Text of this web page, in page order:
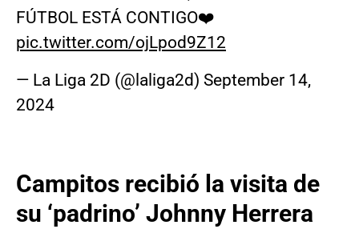
FÚTBOL ESTÁ CONTIGO❤️
pic.twitter.com/ojLpod9Z12
— La Liga 2D (@laliga2d) September 14,
2024
Campitos recibió la visita de
su ‘padrino’ Johnny Herrera